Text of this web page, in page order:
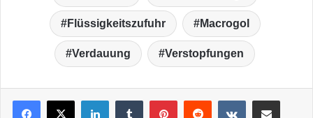
Flüssigkeitszufuhr Macrogol
Verdauung Verstopfungen
LinkedIn VKontakte